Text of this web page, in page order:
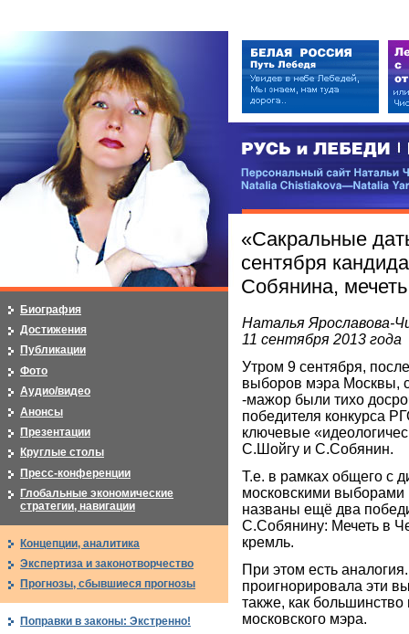
РУСЬ и ЛЕБЕДИ | RUSI —
Персональный сайт Натальи
«Сакральные
сентября
Собянина,
Наталья Ярославова-
11 сентября 2013 года
Утром 9 сентября,
выборов мэра Москвы,
-мажор были тихо
победителя конкурса
ключевые
С.Шойгу и С.Собянин.
Т.е. в рамках общего с
московскими выборами
названы ещё два
С.Собянину: Мечеть в
кремль.
При этом есть
проигнорировала эти
также, как
московского мэра.
Биография
Достижения
Публикации
Фото
Аудио/видео
Анонсы
Презентации
Круглые столы
Пресс-конференции
Глобальные экономические
стратегии, навигации
Концепции, аналитика
Экспертиза и законотворчество
Прогнозы, сбывшиеся прогнозы
Поправки в законы: Экстренно!